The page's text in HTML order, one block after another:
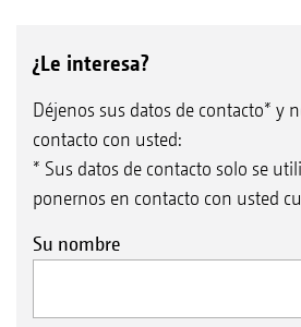
¿Le interesa?
Déjenos sus datos de contacto* y
contacto con usted:
* Sus datos de contacto solo se
ponernos en contacto con usted
Su nombre